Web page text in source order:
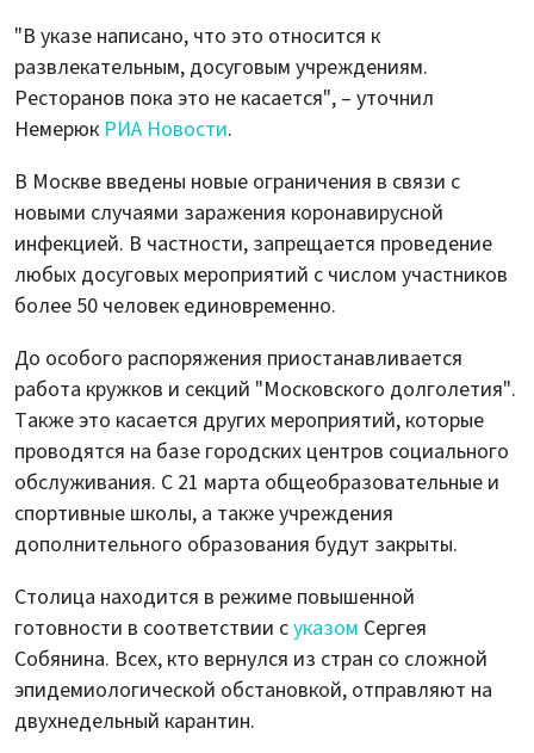
"В указе написано, что это относится к
развлекательным, досуговым учреждениям.
Ресторанов пока это не касается", – уточнил
Немерюк РИА Новости.
В Москве введены новые ограничения в связи с
новыми случаями заражения коронавирусной
инфекцией. В частности, запрещается проведение
любых досуговых мероприятий с числом участников
более 50 человек единовременно.
До особого распоряжения приостанавливается
работа кружков и секций "Московского долголетия".
Также это касается других мероприятий, которые
проводятся на базе городских центров социального
обслуживания. С 21 марта общеобразовательные и
спортивные школы, а также учреждения
дополнительного образования будут закрыты.
Столица находится в режиме повышенной
готовности в соответствии суказом Сергея
Собянина. Всех, кто вернулся из стран со сложной
эпидемиологической обстановкой, отправляют на
двухнедельный карантин.